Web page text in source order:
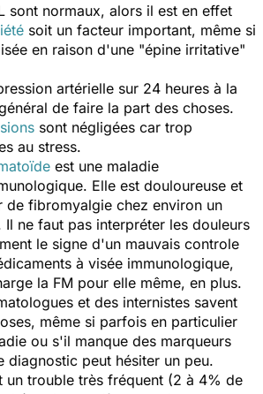
sont normaux, alors il est en effet
soit un facteur important, même si
en raison d'une "épine irritative"
artérielle sur 24 heures à la
de faire la part des choses.
sont négligées car trop
au stress.
est une maladie
Elle est douloureuse et
de fibromyalgie chez environ un
Il ne faut pas interpréter les douleurs
le signe d'un mauvais controle
à visée immunologique,
la FM pour elle même, en plus.
et des internistes savent
même si parfois en particulier
ou s'il manque des marqueurs
diagnostic peut hésiter un peu.
un trouble très fréquent (2 à 4% de